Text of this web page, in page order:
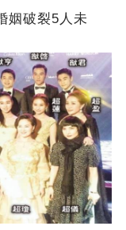
姻破裂5人未